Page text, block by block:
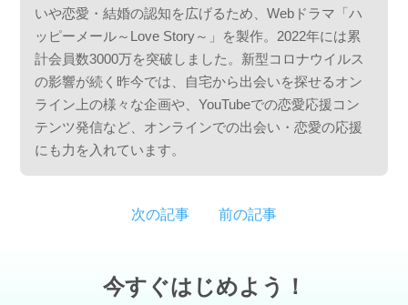
いや恋愛・結婚の認知を広げるため、Webドラマ「ハ
ッピーメール～Love Story～」を製作。2022年には累
計会員数3000万を突破しました。新型コロナウイルス
の影響が続く昨今では、自宅から出会いを探せるオン
ライン上の様々な企画や、YouTubeでの恋愛応援コン
テンツ発信など、オンラインでの出会い・恋愛の応援
にも力を入れています。
次の記事 前の記事
今すぐはじめよう！